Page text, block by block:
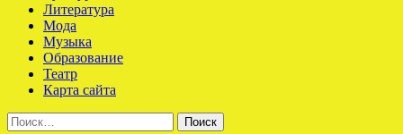
Литература
Мода
Музыка
Образование
Театр
Карта сайта
Найти: